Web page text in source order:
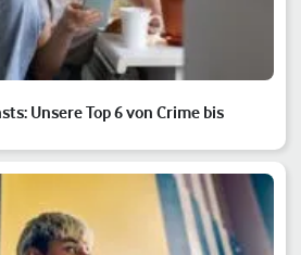
Unsere Top 6 von Crime bis